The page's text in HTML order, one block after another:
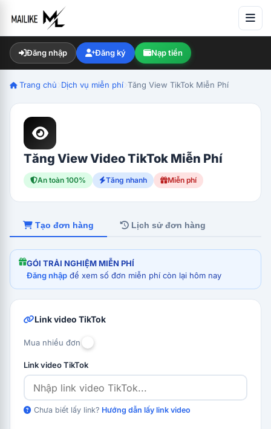
Đăng nhập Đăng ký Nạp tiền
Trang chủ Dịch vụ miễn phí Tăng View TikTok Miễn Phí
Tăng View Video TikTok Miễn Phí
An toàn 100% Tăng nhanh Miễn phí
Tạo đơn hàng Lịch sử đơn hàng
GÓI TRẢI NGHIỆM MIỄN PHÍ
Đăng nhập để xem số đơn miễn phí còn lại hôm nay
Link video TikTok
Mua nhiều đơn
Link video TikTok
Chưa biết lấy link? Hướng dẫn lấy link video